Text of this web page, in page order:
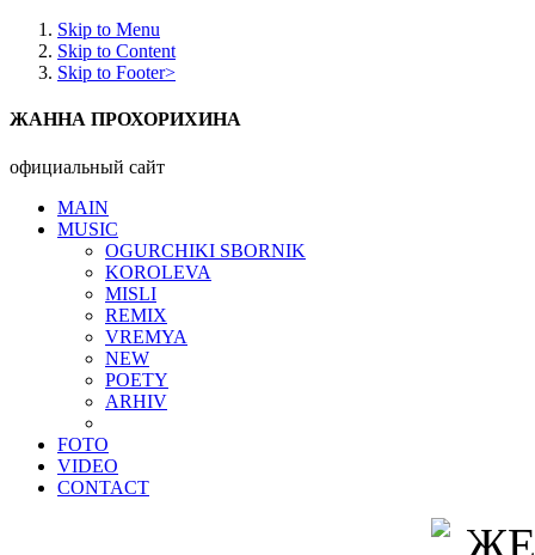
Skip to Menu
Skip to Content
Skip to Footer>
ЖАННА ПРОХОРИХИНА
официальный сайт
MAIN
MUSIC
OGURCHIKI SBORNIK
KOROLEVA
MISLI
REMIX
VREMYA
NEW
POETY
ARHIV
FOTO
VIDEO
CONTACT